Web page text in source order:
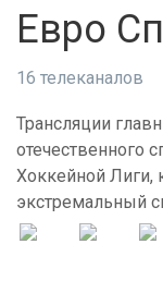
Евро
16 телеканалов
Трансляции
отечественного
Хоккейной Лиги,
экстремальный